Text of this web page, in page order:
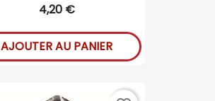
4,20 €
AJOUTER AU PANIER